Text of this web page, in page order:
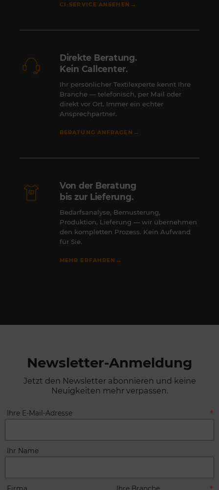
CI-SERVICE ANSEHEN →
Direkte Beratung.
Kein Callcenter.
Ihr persönlicher Textilexperte kennt Ihre
Branche — telefonisch, per Mail oder
direkt vor Ort. Immer ein echter
Ansprechpartner.
BERATUNG ANFRAGEN →
Von der Beratung
bis zur Lieferung.
Bedarfsanalyse, Bemusterung,
Produktion, Lieferung — wir übernehmen
den kompletten Prozess. Kein Aufwand
für Sie.
MEHR ERFAHREN →
Newsletter-Anmeldung
Jetzt den Newsletter abonnieren und keine
Neuigkeiten mehr verpassen.
Ihre E-Mail-Adresse
Ihr Name